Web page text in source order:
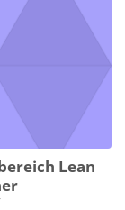
Lean